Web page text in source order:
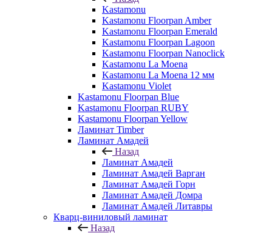
Kastamonu
Kastamonu Floorpan Amber
Kastamonu Floorpan Emerald
Kastamonu Floorpan Lagoon
Kastamonu Floorpan Nanoclick
Kastamonu La Moena
Kastamonu La Moena 12 мм
Kastamonu Violet
Kastamonu Floorpan Blue
Kastamonu Floorpan RUBY
Kastamonu Floorpan Yellow
Ламинат Timber
Ламинат Амадей
Назад
Ламинат Амадей
Ламинат Амадей Варган
Ламинат Амадей Горн
Ламинат Амадей Домра
Ламинат Амадей Литавры
Кварц-виниловый ламинат
Назад